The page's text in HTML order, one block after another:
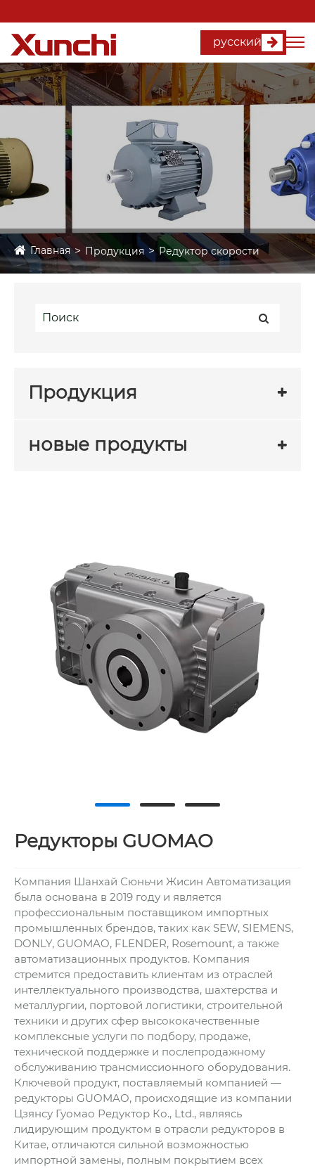
русский
Главная Продукция Редуктор скорости
Продукция
новые продукты
Редукторы GUOMAO
Компания Шанхай Сюньчи Жисин Автоматизация
была основана в 2019 году и является
профессиональным поставщиком импортных
промышленных брендов, таких как SEW, SIEMENS,
DONLY, GUOMAO, FLENDER, Rosemount, а также
автоматизационных продуктов. Компания
стремится предоставить клиентам из отраслей
интеллектуального производства, шахтерства и
металлургии, портовой логистики, строительной
техники и других сфер высококачественные
комплексные услуги по подбору, продаже,
технической поддержке и послепродажному
обслуживанию трансмиссионного оборудования.
Ключевой продукт, поставляемый компанией —
редукторы GUOMAO, происходящие из компании
Цзянсу Гуомао Редуктор Ко., Ltd., являясь
лидирующим продуктом в отрасли редукторов в
Китае, отличаются сильной возможностью
импортной замены, полным покрытием всех